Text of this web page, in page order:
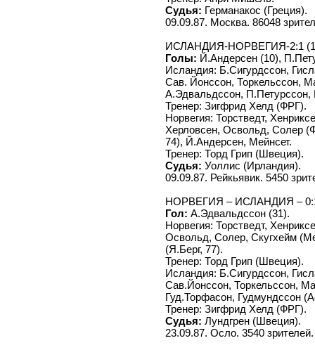
Судья: Германакос (Греция).
09.09.87. Москва. 86048
ИСЛАНДИЯ-НОРВЕГИЯ-2:1
Голы: Й.Андерсен (10),
Исландия: Б.Сигурдссон,
Сав. Йонссон, Торкельссон,
А.Эдвальдссон,
Тренер: Зигфрид Хелд (ФРГ).
Норвегия: Торстведт,
Херловсен, Освольд, Солер
74), Й.Андерсен, Мейнсет.
Тренер: Торд Грип (Швеция).
Судья: Уоллис (Ирландия).
09.09.87. Рейкьявик. 5450
НОРВЕГИЯ – ИСЛАНДИЯ –
Гол: А.Эдвальдссон (31).
Норвегия: Торстведт,
Освольд, Солер, Скугхейм
(Я.Берг, 77).
Тренер: Торд Грип (Швеция).
Исландия: Б.Сигурдссон,
Сав.Йонссон, Торкельссон,
Гуд.Торфасон, Гудмундссон
Тренер: Зигфрид Хелд (ФРГ).
Судья: Лундгрен (Швеция).
23.09.87. Осло. 3540 зрителей.